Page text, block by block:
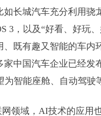
如长城汽车充分利用骁
3，以及“好看、好玩
、既有趣又智能的车内
家中国汽车企业已经发
为智能座舱、自动驾驶
领域，AI技术的应用